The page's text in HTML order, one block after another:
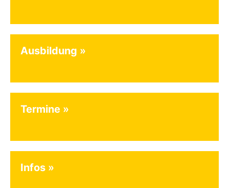
Ausbildung
Termine
Infos